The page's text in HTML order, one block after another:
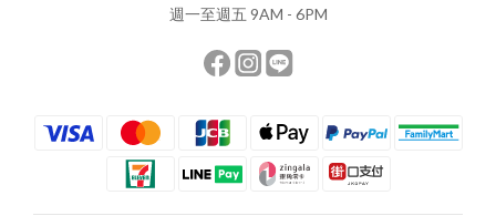
週一至週五 9AM - 6PM